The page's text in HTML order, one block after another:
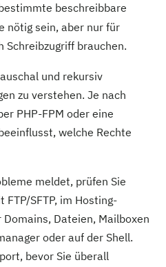
beschreibbare
nötig sein, aber nur für
Schreibzugriff brauchen.
und rekursiv
zu verstehen. Je nach
PHP-FPM oder eine
welche Rechte
meldet, prüfen Sie
SFTP, im Hosting-
Dateien, Mailboxen
oder auf der Shell.
bevor Sie überall